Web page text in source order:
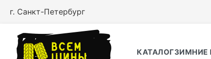
г. Санкт-Петербург
КАТАЛОГ